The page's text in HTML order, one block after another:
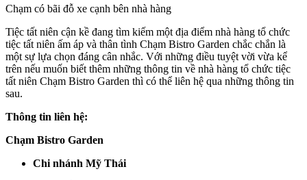
Chạm có bãi đỗ xe cạnh bên nhà hàng
Tiệc tất niên cận kề đang tìm kiếm một địa điểm nhà hàng tổ chức
tiệc tất niên ấm áp và thân tình Chạm Bistro Garden chắc chắn là
một sự lựa chọn đáng cân nhắc. Với những điều tuyệt vời vừa kể
trên nếu muốn biết thêm những thông tin về nhà hàng tổ chức tiệc
tất niên Chạm Bistro Garden thì có thể liên hệ qua những thông tin
sau.
Thông tin liên hệ:
Chạm Bistro Garden
Chi nhánh Mỹ Thái